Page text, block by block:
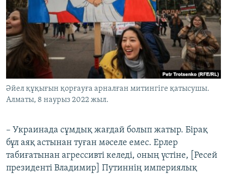
Әйел құқығын қорғауға арналған митингіге қатысушы.
Алматы, 8 наурыз 2022 жыл.
– Украинада сұмдық жағдай болып жатыр. Бірақ
бұл аяқ астынан туған мәселе емес. Ерлер
табиғатынан агрессивті келеді, оның үстіне, [Ресей
президенті Владимир] Путиннің империялық